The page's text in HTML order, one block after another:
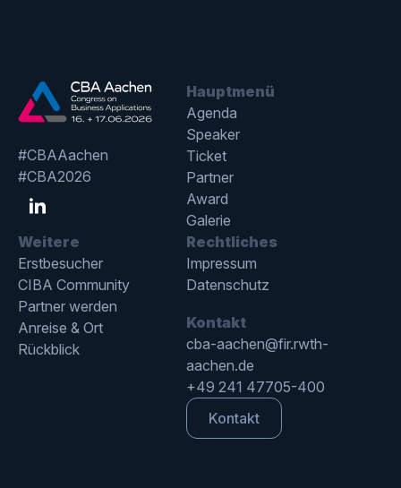
#CBAAachen
#CBA2026
Hauptmenü
Agenda
Speaker
Ticket
Partner
Award
Galerie
Weitere
Erstbesucher
CIBA Community
Partner werden
Anreise & Ort
Rückblick
Rechtliches
Impressum
Datenschutz
Kontakt
cba-aachen@fir.rwth-
aachen.de
+49 241 47705-400
Kontakt